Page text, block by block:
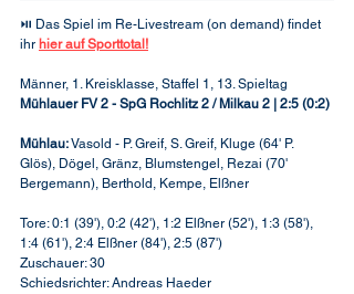
⏯️ Das Spiel im Re-Livestream (on demand) findet
ihr hier auf Sporttotal!
Männer, 1. Kreisklasse, Staffel 1, 13. Spieltag
Mühlauer FV 2 - SpG Rochlitz 2 / Milkau 2 | 2:5 (0:2)
Mühlau: Vasold - P. Greif, S. Greif, Kluge (64' P.
Glös), Dögel, Gränz, Blumstengel, Rezai (70'
Bergemann), Berthold, Kempe, Elßner
Tore: 0:1 (39'), 0:2 (42'), 1:2 Elßner (52'), 1:3 (58'),
1:4 (61'), 2:4 Elßner (84'), 2:5 (87')
Zuschauer: 30
Schiedsrichter: Andreas Haeder